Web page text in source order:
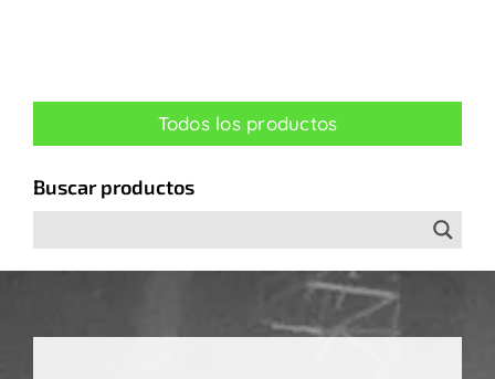
Todos los productos
Buscar productos